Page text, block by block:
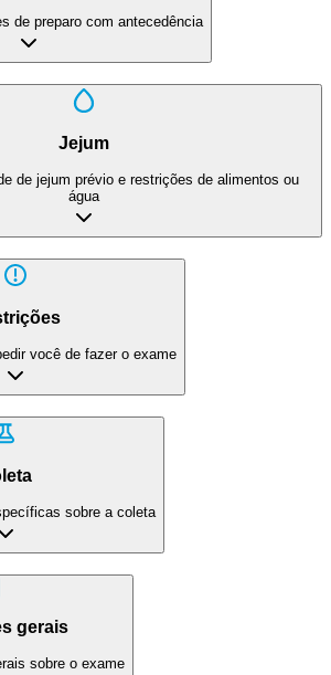
de preparo com antecedência
Jejum
de jejum prévio e restrições de alimentos ou
água
você de fazer o exame
sobre a coleta
gerais
sobre o exame